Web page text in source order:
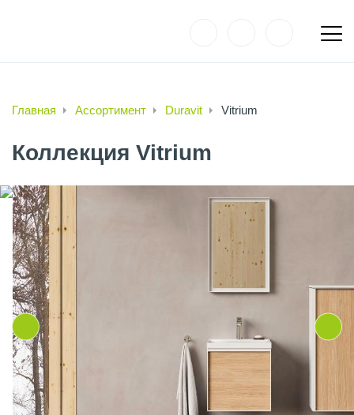
Главная Ассортимент Duravit Vitrium
Коллекция Vitrium